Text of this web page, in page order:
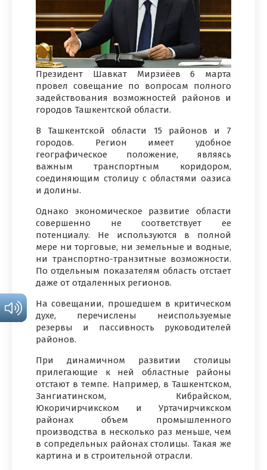
Президент Шавкат Мирзиёев 6 марта
провел совещание по вопросам полного
задействования возможностей районов и
городов Ташкентской области.
В Ташкентской области 15 районов и 7
городов. Регион имеет удобное
географическое положение, являясь
важным транспортным коридором,
соединяющим столицу с областями оазиса
и долины.
Однако экономическое развитие области
совершенно не соответствует ее
потенциалу. Не используются в полной
мере ни торговые, ни земельные и водные,
ни транспортно-транзитные возможности.
По отдельным показателям область отстает
даже от отдаленных регионов.
На совещании, прошедшем в критическом
духе, перечислены неиспользуемые
резервы и пассивность руководителей
районов.
При динамичном развитии столицы
прилегающие к ней областные районы
отстают в темпе. Например, в Ташкентском,
Зангиатинском, Кибрайском,
Юкоричирчикском и Уртачирчикском
районах объем промышленного
производства в несколько раз меньше, чем
в сопредельных районах столицы. Такая же
картина и в строительной отрасли.